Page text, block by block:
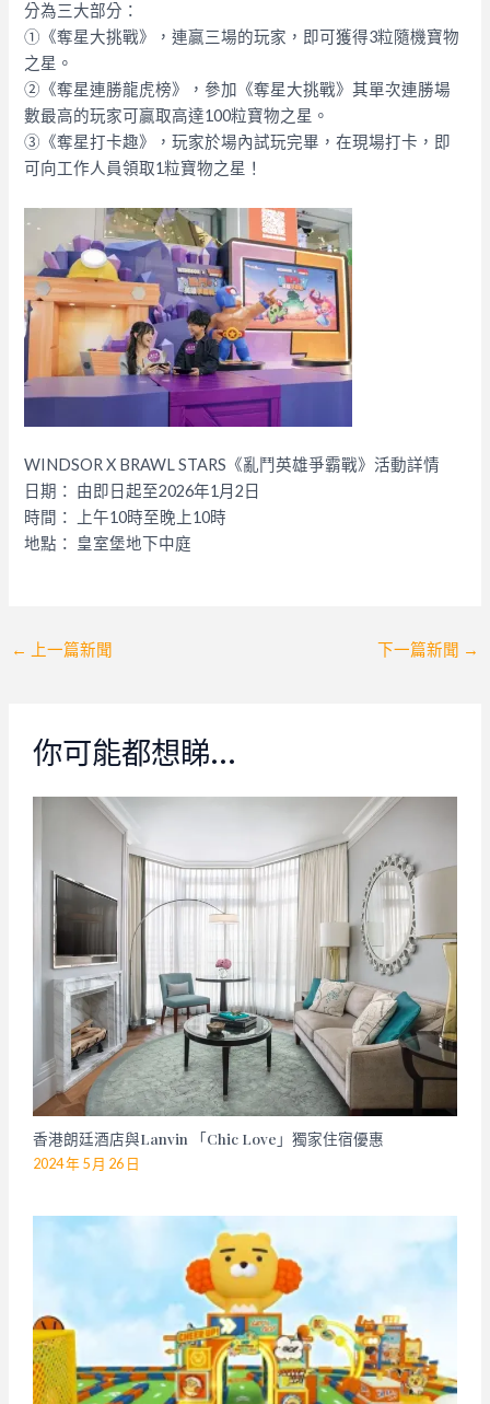
分為三大部分：
①《奪星大挑戰》，連贏三場的玩家，即可獲得3粒隨機寶物
之星。
②《奪星連勝龍虎榜》，參加《奪星大挑戰》其單次連勝場
數最高的玩家可贏取高達100粒寶物之星。
③《奪星打卡趣》，玩家於場內試玩完畢，在現場打卡，即
可向工作人員領取1粒寶物之星！
WINDSOR X BRAWL STARS《亂鬥英雄爭霸戰》活動詳情
日期： 由即日起至2026年1月2日
時間： 上午10時至晚上10時
地點： 皇室堡地下中庭
Post
← 上一篇新聞 下一篇新聞 →
你可能都想睇…
香港朗廷酒店與Lanvin 「Chic Love」獨家住宿優惠
2024 年 5 月 26 日